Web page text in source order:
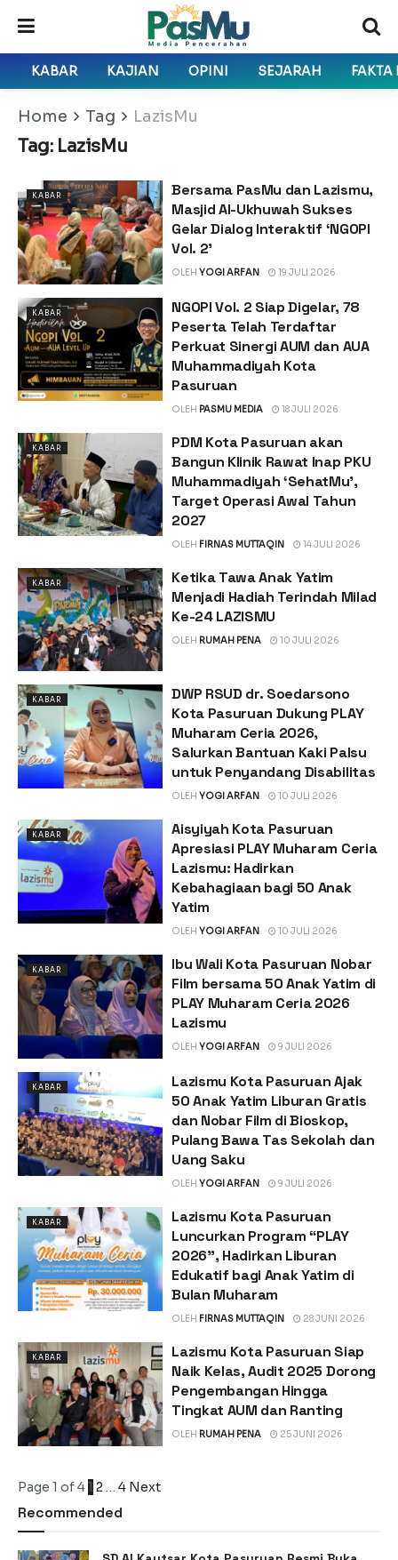
KABAR KAJIAN OPINI SEJARAH FAKTA
Home Tag LazisMu
Tag: LazisMu
KABAR
Bersama PasMu dan Lazismu,
Masjid Al-Ukhuwah Sukses
Gelar Dialog Interaktif ‘NGOPI
Vol. 2’
OLEH YOGI ARFAN 19 JULI 2026
KABAR
NGOPI Vol. 2 Siap Digelar, 78
Peserta Telah Terdaftar
Perkuat Sinergi AUM dan AUA
Muhammadiyah Kota
Pasuruan
OLEH PASMU MEDIA 18 JULI 2026
KABAR
PDM Kota Pasuruan akan
Bangun Klinik Rawat Inap PKU
Muhammadiyah ‘SehatMu’,
Target Operasi Awal Tahun
2027
OLEH FIRNAS MUTTAQIN 14 JULI 2026
KABAR
Ketika Tawa Anak Yatim
Menjadi Hadiah Terindah Milad
Ke-24 LAZISMU
OLEH RUMAH PENA 10 JULI 2026
KABAR
DWP RSUD dr. Soedarsono
Kota Pasuruan Dukung PLAY
Muharam Ceria 2026,
Salurkan Bantuan Kaki Palsu
untuk Penyandang Disabilitas
OLEH YOGI ARFAN 10 JULI 2026
KABAR
Aisyiyah Kota Pasuruan
Apresiasi PLAY Muharam Ceria
Lazismu: Hadirkan
Kebahagiaan bagi 50 Anak
Yatim
OLEH YOGI ARFAN 10 JULI 2026
KABAR
Ibu Wali Kota Pasuruan Nobar
Film bersama 50 Anak Yatim di
PLAY Muharam Ceria 2026
Lazismu
OLEH YOGI ARFAN 9 JULI 2026
KABAR
Lazismu Kota Pasuruan Ajak
50 Anak Yatim Liburan Gratis
dan Nobar Film di Bioskop,
Pulang Bawa Tas Sekolah dan
Uang Saku
OLEH YOGI ARFAN 9 JULI 2026
KABAR
Lazismu Kota Pasuruan
Luncurkan Program “PLAY
2026”, Hadirkan Liburan
Edukatif bagi Anak Yatim di
Bulan Muharam
OLEH FIRNAS MUTTAQIN 28 JUNI 2026
KABAR
Lazismu Kota Pasuruan Siap
Naik Kelas, Audit 2025 Dorong
Pengembangan Hingga
Tingkat AUM dan Ranting
OLEH RUMAH PENA 25 JUNI 2026
Page 1 of 41 2… 4 Next
Recommended